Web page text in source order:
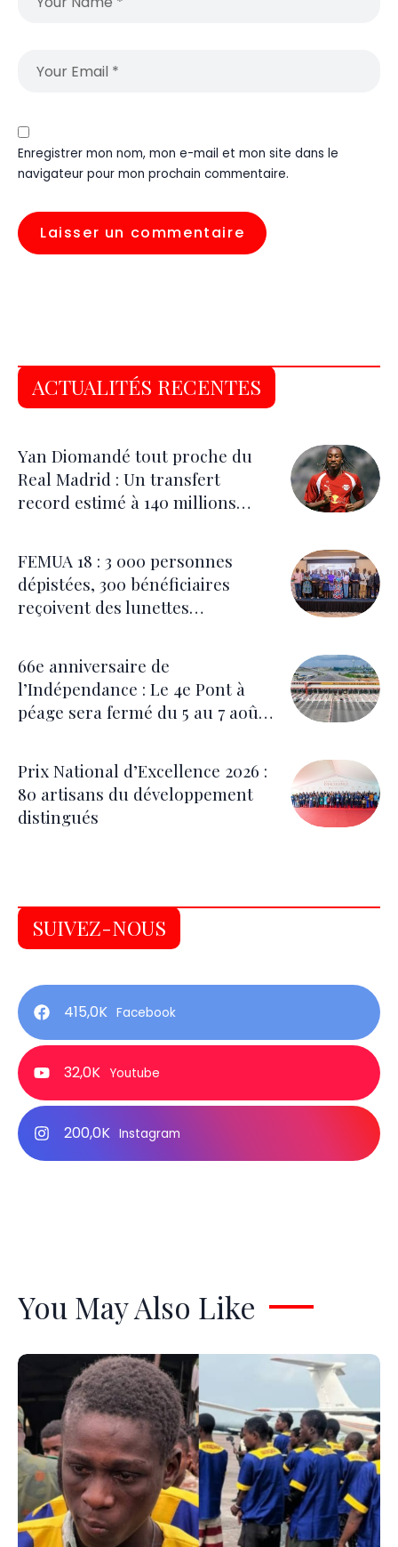
Enregistrer mon nom, mon e-mail et mon site dans le
navigateur pour mon prochain commentaire.
ACTUALITÉS RECENTES
Yan Diomandé tout proche du
Real Madrid : Un transfert
record estimé à 140 millions
FEMUA 18 : 3 000 personnes
dépistées, 300 bénéficiaires
reçoivent des lunettes
66e anniversaire de
l’Indépendance : Le 4e Pont à
péage sera fermé du 5 au 7 août
Prix National d’Excellence 2026 :
80 artisans du développement
distingués
SUIVEZ-NOUS
415,0K Facebook
32,0K Youtube
200,0K Instagram
You May Also Like